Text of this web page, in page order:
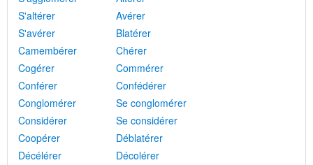
S'altérer
Avérer
S'avérer
Blatérer
Camembérer
Chérer
Cogérer
Commérer
Conférer
Confédérer
Conglomérer
Se conglomérer
Considérer
Se considérer
Coopérer
Déblatérer
Décélérer
Décolérer